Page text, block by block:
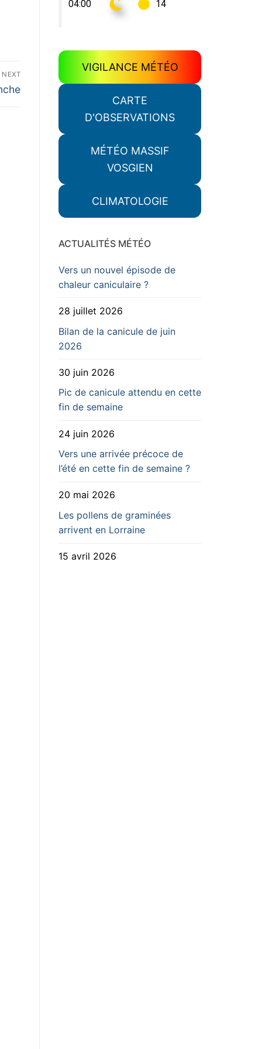
NEXT
VIGILANCE MÉTÉO
CARTE
D'OBSERVATIONS
MÉTÉO MASSIF
VOSGIEN
CLIMATOLOGIE
ACTUALITÉS MÉTÉO
Vers un nouvel épisode de
chaleur caniculaire ?
28 juillet 2026
Bilan de la canicule de juin
2026
30 juin 2026
Pic de canicule attendu en cette
fin de semaine
24 juin 2026
Vers une arrivée précoce de
l’été en cette fin de semaine ?
20 mai 2026
Les pollens de graminées
arrivent en Lorraine
15 avril 2026